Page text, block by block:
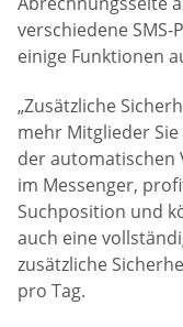
verschiedene SMS-
einige Funktionen
„Zusätzliche
mehr Mitglieder
der automatischen
im Messenger,
Suchposition und
auch eine
zusätzliche
pro Tag.